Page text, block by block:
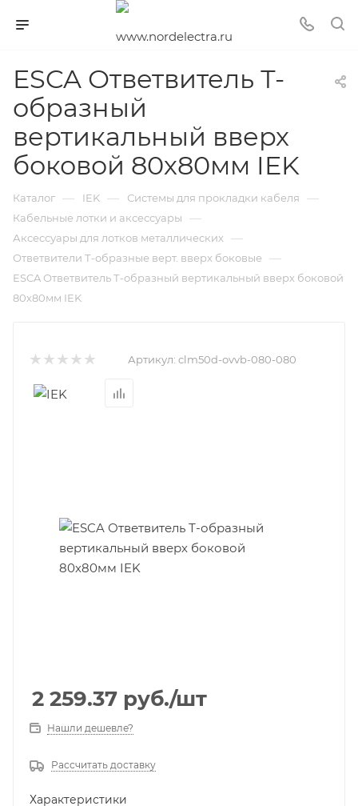
ESCA Ответвитель Т-
образный
вертикальный вверх
боковой 80х80мм IEK
Каталог — IEK — Системы для прокладки кабеля —
Кабельные лотки и аксессуары —
Аксессуары для лотков металлических —
Ответвители Т-образные верт. вверх боковые —
ESCA Ответвитель Т-образный вертикальный вверх боковой
80х80мм IEK
Артикул: clm50d-ovvb-080-080
2 259.37 руб./шт
Нашли дешевле?
Рассчитать доставку
Характеристики